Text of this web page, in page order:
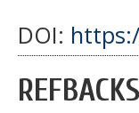
DOI:
REFBACKS